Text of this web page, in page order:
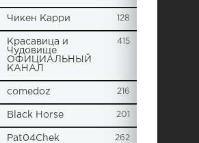
Чикен Карри 128
Красавица и
Чудовище
ОФИЦИАЛЬНЫЙ
КАНАЛ
415
comedoz 216
Black Horse 201
Pat04Chek 262